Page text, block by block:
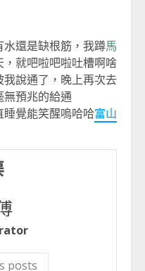
還是缺根筋，我蹲馬
就吧啦吧啦吐槽啊啥
說通了，晚上再次去
預兆的給通
覺能笑醒嗚哈哈富山
posts